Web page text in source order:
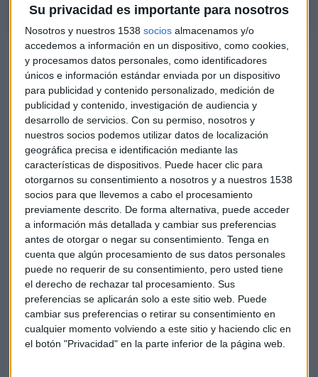
Su privacidad es importante para nosotros
Nosotros y nuestros 1538 socios almacenamos y/o
accedemos a información en un dispositivo, como cookies,
y procesamos datos personales, como identificadores
únicos e información estándar enviada por un dispositivo
para publicidad y contenido personalizado, medición de
publicidad y contenido, investigación de audiencia y
desarrollo de servicios. Con su permiso, nosotros y
nuestros socios podemos utilizar datos de localización
geográfica precisa e identificación mediante las
características de dispositivos. Puede hacer clic para
otorgarnos su consentimiento a nosotros y a nuestros 1538
socios para que llevemos a cabo el procesamiento
previamente descrito. De forma alternativa, puede acceder
a información más detallada y cambiar sus preferencias
antes de otorgar o negar su consentimiento. Tenga en
cuenta que algún procesamiento de sus datos personales
puede no requerir de su consentimiento, pero usted tiene
el derecho de rechazar tal procesamiento. Sus
preferencias se aplicarán solo a este sitio web. Puede
cambiar sus preferencias o retirar su consentimiento en
cualquier momento volviendo a este sitio y haciendo clic en
el botón "Privacidad" en la parte inferior de la página web.
Jorge Del Canto: "Mapfre es una compañía con buenos
fundamentales"
Las claves en la cotización de IAG de Carlos Doblado
En una mercado que ha cerrado en pleno vencimiento
trimestral de opciones y futuros sobre índices y acciones, la
denominada cuádruple horabruja la bolsa española se ha
escapado de la volatilidad que suele marcar estas jornadas.
Los valores energéticos han sido protagonistas en la sesión
de este viernes. Pero esta vez con signo mixto y algunos de
los valores escapando del rojo. Subidas paraAcciona
(+2,20%) y recortes paraSiemens Gamesa(-1,60%) y
Solaria(-0,64%).Endesaha conseguido subir cerca de un
1%,Iberdrolaha caído un 0,17% yNaturgy, cuya
negociación se ha cerrado justo antes de que su consejo
haya dicho que el 70% del capital no irá a la OPA de IFM, se
ha dejado un 1,05%.